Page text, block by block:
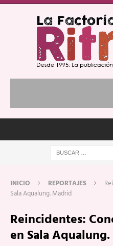
INICIO REPORTAJES
Sala Aqualung. Madrid
Reincidentes:
en Sala